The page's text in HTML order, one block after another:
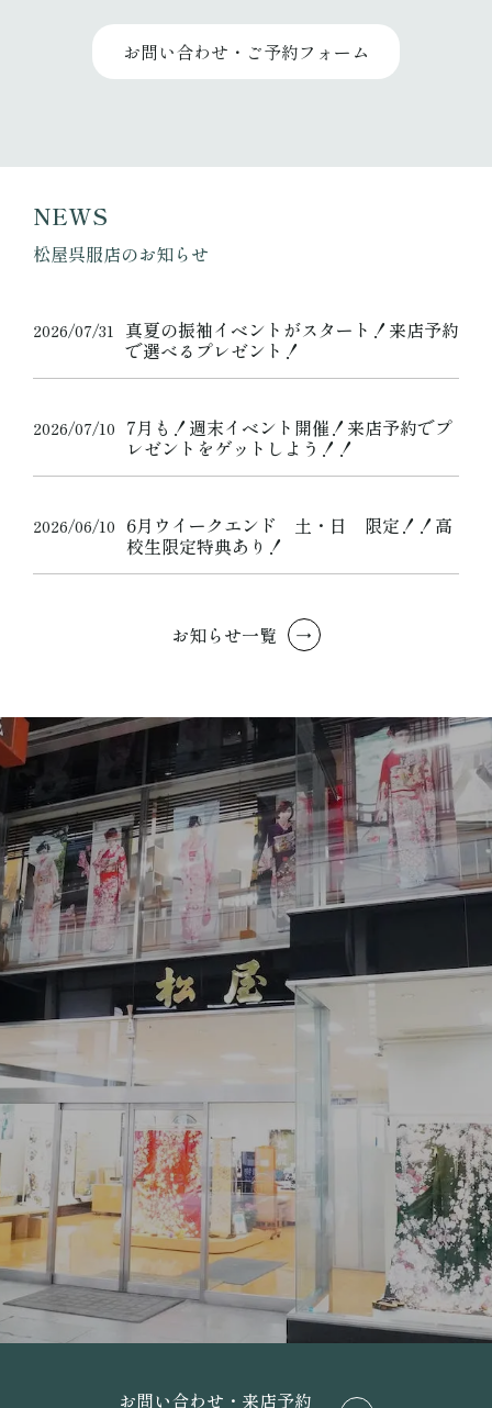
お問い合わせ・ご予約フォーム
NEWS
松屋呉服店のお知らせ
2026/07/31 真夏の振袖イベントがスタート！来店予約
で選べるプレゼント！
2026/07/10 7月も！週末イベント開催！来店予約でプ
レゼントをゲットしよう！！
2026/06/10 6月ウイークエンド 土・日 限定！！高
校生限定特典あり！
お知らせ一覧 →
お問い合わせ・来店予約